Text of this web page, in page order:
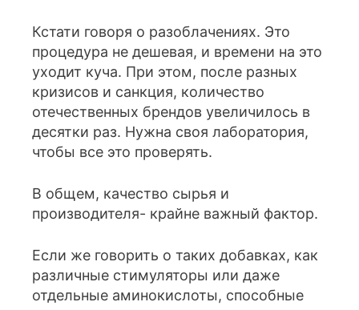
Кстати говоря о разоблачениях. Это
процедура не дешевая, и времени на это
уходит куча. При этом, после разных
кризисов и санкция, количество
отечественных брендов увеличилось в
десятки раз. Нужна своя лаборатория,
чтобы все это проверять.
В общем, качество сырья и
производителя- крайне важный фактор.
Если же говорить о таких добавках, как
различные стимуляторы или даже
отдельные аминокислоты, способные